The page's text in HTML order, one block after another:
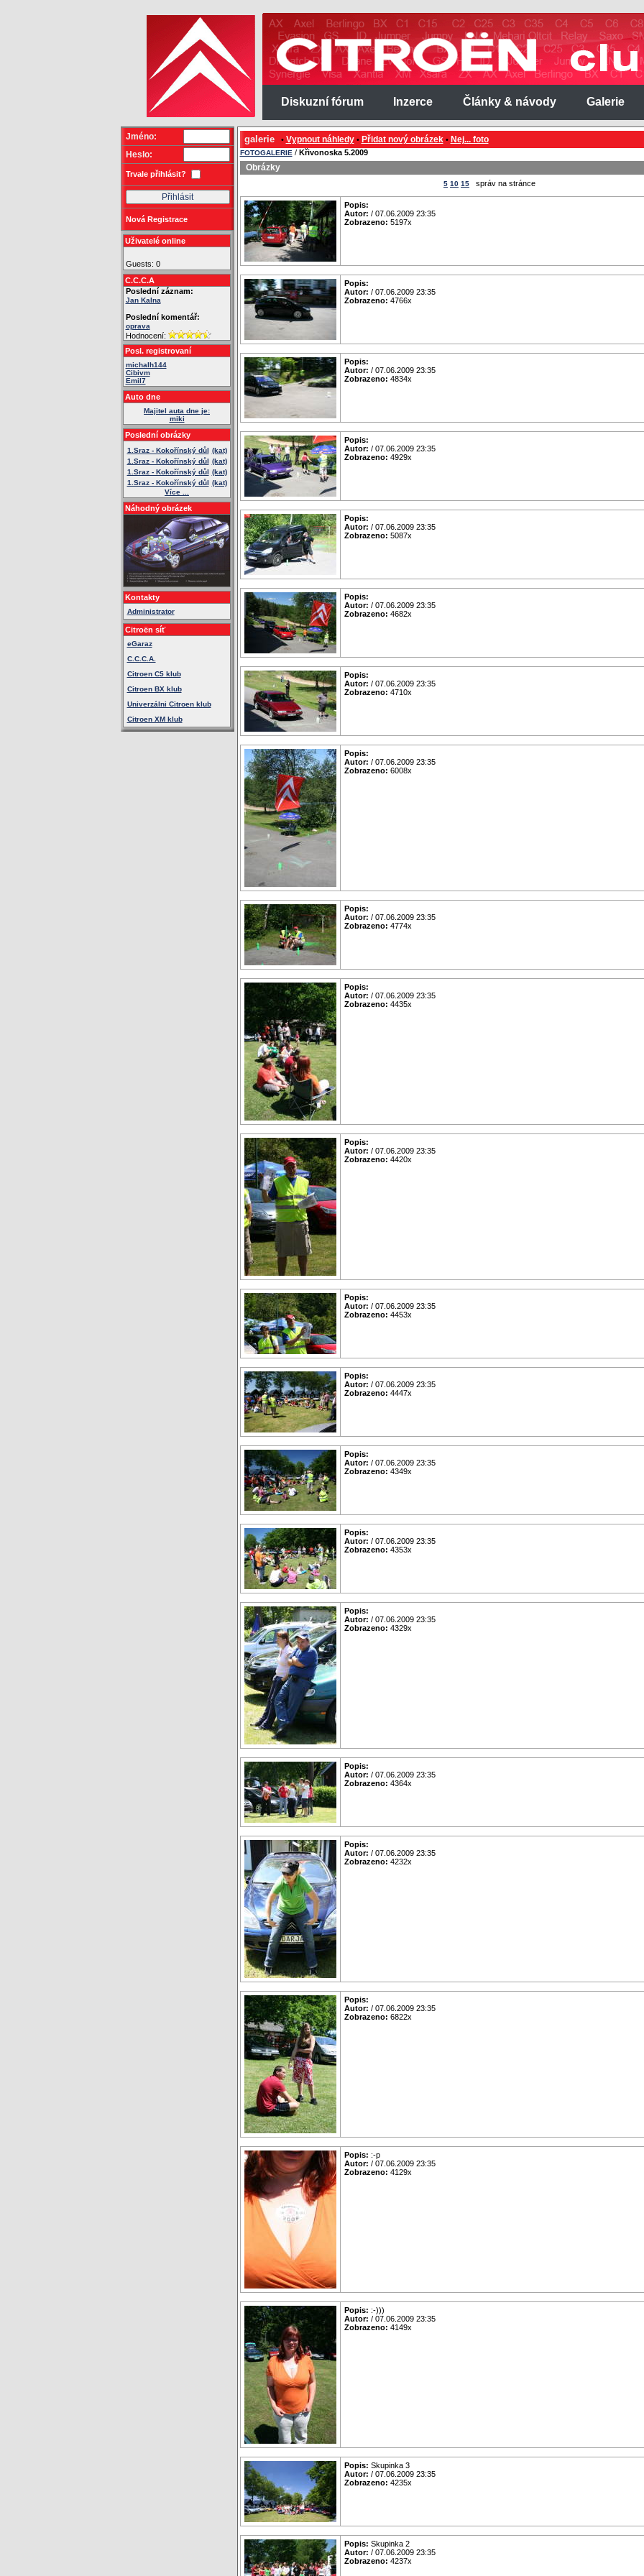
Diskuzní fórum Inzerce Články & návody Galerie
Jméno:
Heslo:
Trvale přihlásit?
Nová Registrace
Uživatelé online
Guests: 0
C.C.C.A
Poslední záznam:
Jan Kalna
Poslední komentář:
oprava
Hodnocení:
Posl. registrovaní
michalh144
Cibivm
Emil7
Auto dne
Majitel auta dne je:
miki
Poslední obrázky
1.Sraz - Kokořínský důl (kat)
1.Sraz - Kokořínský důl (kat)
1.Sraz - Kokořínský důl (kat)
1.Sraz - Kokořínský důl (kat)
Více ...
Náhodný obrázek
Kontakty
Administrator
Citroën síť
eGaraz
C.C.C.A.
Citroen C5 klub
Citroen BX klub
Univerzálni Citroen klub
Citroen XM klub
galerie• Vypnout náhledy• Přidat nový obrázek• Nej... foto
FOTOGALERIE / Křivonoska 5.2009
Obrázky
5 10 15 správ na stránce
Popis:
Autor: / 07.06.2009 23:35
Zobrazeno: 5197x
Popis:
Autor: / 07.06.2009 23:35
Zobrazeno: 4766x
Popis:
Autor: / 07.06.2009 23:35
Zobrazeno: 4834x
Popis:
Autor: / 07.06.2009 23:35
Zobrazeno: 4929x
Popis:
Autor: / 07.06.2009 23:35
Zobrazeno: 5087x
Popis:
Autor: / 07.06.2009 23:35
Zobrazeno: 4682x
Popis:
Autor: / 07.06.2009 23:35
Zobrazeno: 4710x
Popis:
Autor: / 07.06.2009 23:35
Zobrazeno: 6008x
Popis:
Autor: / 07.06.2009 23:35
Zobrazeno: 4774x
Popis:
Autor: / 07.06.2009 23:35
Zobrazeno: 4435x
Popis:
Autor: / 07.06.2009 23:35
Zobrazeno: 4420x
Popis:
Autor: / 07.06.2009 23:35
Zobrazeno: 4453x
Popis:
Autor: / 07.06.2009 23:35
Zobrazeno: 4447x
Popis:
Autor: / 07.06.2009 23:35
Zobrazeno: 4349x
Popis:
Autor: / 07.06.2009 23:35
Zobrazeno: 4353x
Popis:
Autor: / 07.06.2009 23:35
Zobrazeno: 4329x
Popis:
Autor: / 07.06.2009 23:35
Zobrazeno: 4364x
Popis:
Autor: / 07.06.2009 23:35
Zobrazeno: 4232x
Popis:
Autor: / 07.06.2009 23:35
Zobrazeno: 6822x
Popis: :-p
Autor: / 07.06.2009 23:35
Zobrazeno: 4129x
Popis: :-)))
Autor: / 07.06.2009 23:35
Zobrazeno: 4149x
Popis: Skupinka 3
Autor: / 07.06.2009 23:35
Zobrazeno: 4235x
Popis: Skupinka 2
Autor: / 07.06.2009 23:35
Zobrazeno: 4237x